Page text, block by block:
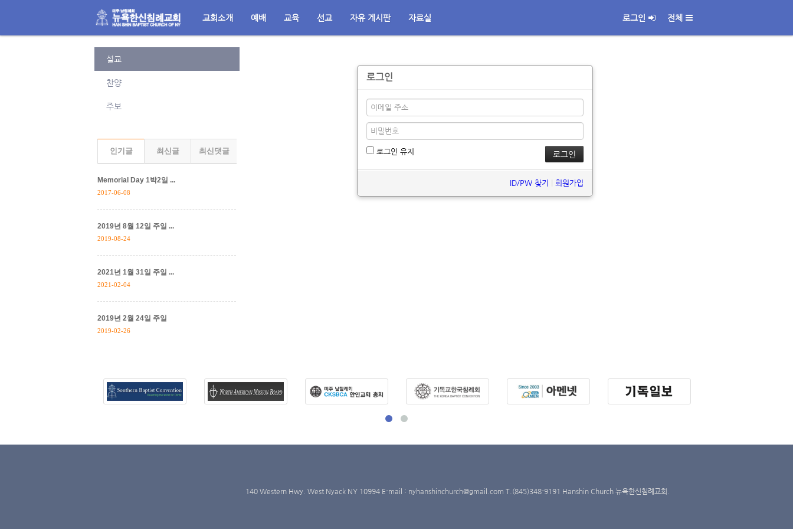
메뉴 건너뛰기
교회소개 예배 교육 선교 자유 게시판 자료실 로그인 전체
설교
찬양
주보
인기글 최신글 최신댓글
Memorial Day 1박2일 ...
2017-06-08
2019년 8월 12일 주일 ...
2019-08-24
2021년 1월 31일 주일 ...
2021-02-04
2019년 2월 24일 주일
2019-02-26
로그인
로그인 유지
ID/PW 찾기 회원가입
140 Western Hwy. West Nyack NY 10994 E-mail : nyhanshinchurch@gmail.com T.(845)348-9191 Hanshin Church 뉴욕한신침례교회